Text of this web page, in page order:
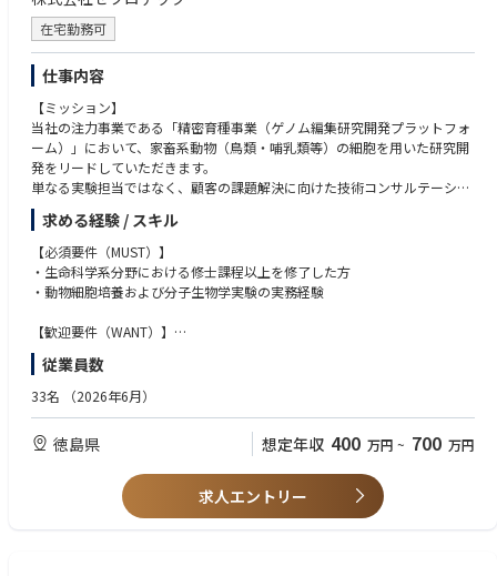
ニング実施
・事業プランとゴールを理解した上での主体的な研究活動の推進
■対外対応
・顧客とのミーティング、営業活動への同行、および技術提案
【業務の魅力】
合成生物学の最先端技術を活用し、新しい産業を０から創り出すことがで
きます。
どのプロジェクトに参加していただく場合も、一貫して「新しいことをや
る」を実践できます。
「ゲノム編集を用いてこんな社会課題を解決したい」「こんなことを実現
したい」などのご自身のアイデアをもとに、研究やビジネスを推進してい
ける環境です。
在宅勤務可
仕事内容
【ミッション】
当社の注力事業である「精密育種事業（ゲノム編集研究開発プラットフォ
ーム）」において、家畜系動物（鳥類・哺乳類等）の細胞を用いた研究開
発をリードしていただきます。
単なる実験担当ではなく、顧客の課題解決に向けた技術コンサルテーショ
ンや、事業化を見据えた一気通貫の研究開発を担う、裁量の大きなポジシ
ョンです。
【業務内容例】（ご知見に応じてお任せする業務を相談します。）
■研究開発の推進
価系の構築
築
・細胞の継代、凍結保存、品質管理および分子生物学実験（PCR、シーケ
ンス解析、遺伝子発現解析等）
■事業・プロジェクト管理
・研究成果の事業化に向けた技術検討および提案
・（シニアクラスの場合）プロジェクト全体の進捗管理、予算管理、およ
求める経験 / スキル
【必須要件（MUST）】
・生命科学系分野における修士課程以上を修了した方
・動物細胞培養および分子生物学実験の実務経験
【歓迎要件（WANT）】
・家畜系動物の育種研究経験（動物の手術経験等を有する方を優遇）
・ゲノム編集に関する専門知識・経験
・博士号、獣医師資格、または英語力（論文読解・実務経験）
【求める人物像】
・研究の技術面だけでなく、その社会的価値や市場性に強い関心を持てる
・未整備な環境でも自ら課題を見つけ、主体的に仮説を立て直せる自律型
従業員数
33名 （2026年6月）
徳島県 想定年収 400 万円 ~ 700 万円
求人エントリー